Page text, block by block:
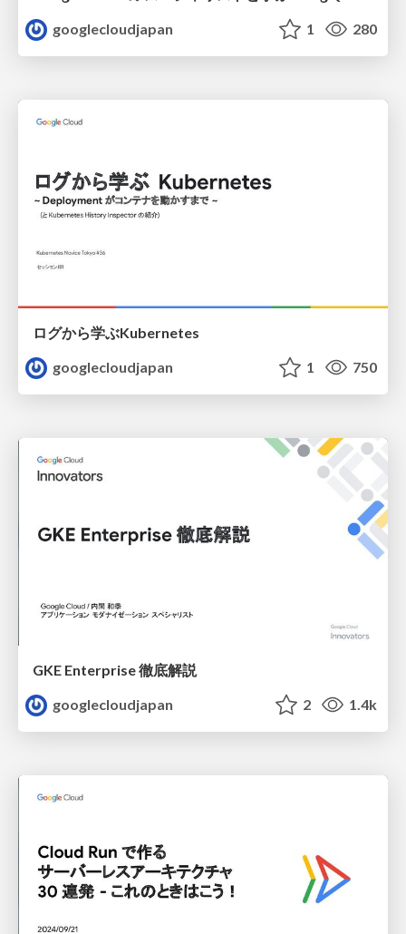
googlecloudjapan
1 280
ログから学ぶKubernetes
googlecloudjapan
1 750
GKE Enterprise 徹底解説
googlecloudjapan
2 1.4k